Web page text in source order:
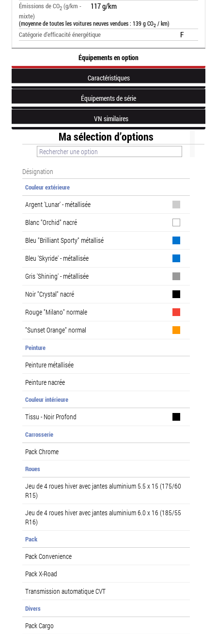
Équipements en option
Caractéristiques
Équipements de série
VN similaires
Ma sélection d’options
Désignation
Couleur extérieure
Argent 'Lunar' - métallisée
Blanc "Orchid" nacré
Bleu "Brilliant Sporty" métallisé
Bleu 'Skyride' - métallisée
Gris 'Shining' - métallisée
Noir "Crystal" nacré
Rouge "Milano" normale
"Sunset Orange" normal
Peinture
Peinture métallisée
Peinture nacrée
Couleur intérieure
Tissu - Noir Profond
Carrosserie
Pack Chrome
Roues
Jeu de 4 roues hiver avec jantes aluminium 5.5 x 15 (175/60
R15)
Jeu de 4 roues hiver avec jantes aluminium 6.0 x 16 (185/55
R16)
Pack
Pack Convenience
Pack X-Road
Transmission automatique CVT
Divers
Pack Cargo
Émissions de CO2 (g/km -
mixte)
117 g/km
(moyenne de toutes les voitures neuves vendues : 139 g CO2 / km)
Catégorie d’efficacité énergétique F